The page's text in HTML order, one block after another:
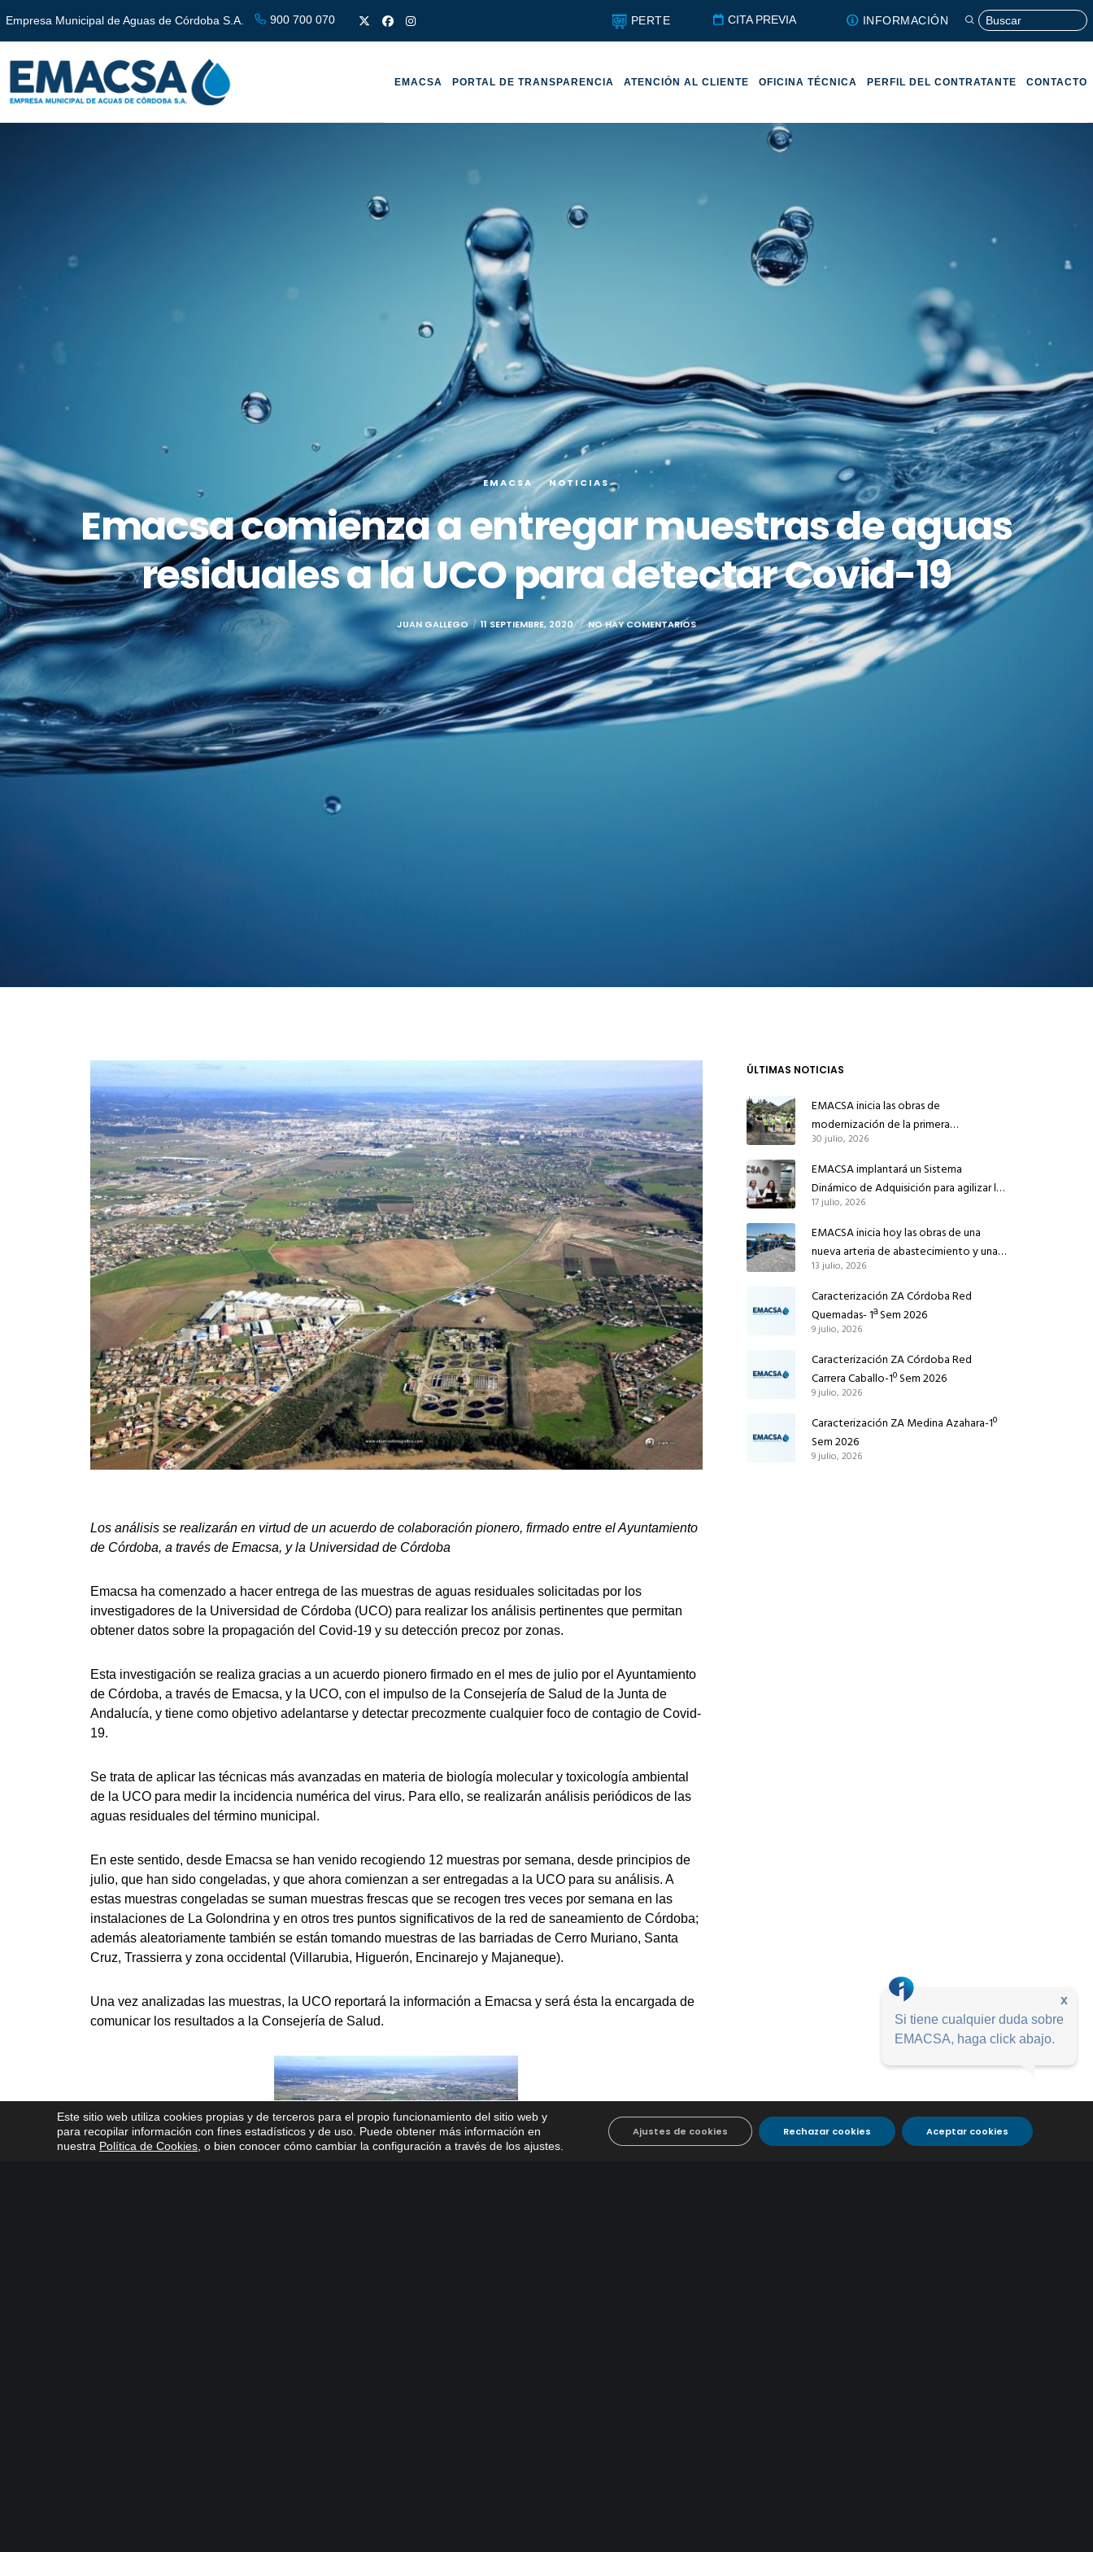
Empresa Municipal de Aguas de Córdoba S.A. 900 700 070 PERTE CITA PREVIA INFORMACIÓN
EMACSA PORTAL DE TRANSPARENCIA ATENCIÓN AL CLIENTE OFICINA TÉCNICA PERFIL DEL CONTRATANTE CONTACTO
EMACSA NOTICIAS
Emacsa comienza a entregar muestras de aguas
residuales a la UCO para detectar Covid-19
JUAN GALLEGO 11 SEPTIEMBRE, 2020 NO HAY COMENTARIOS
Los análisis se realizarán en virtud de un acuerdo de colaboración pionero, firmado entre el Ayuntamiento
de Córdoba, a través de Emacsa, y la Universidad de Córdoba
Emacsa ha comenzado a hacer entrega de las muestras de aguas residuales solicitadas por los
investigadores de la Universidad de Córdoba (UCO) para realizar los análisis pertinentes que permitan
obtener datos sobre la propagación del Covid-19 y su detección precoz por zonas.
Esta investigación se realiza gracias a un acuerdo pionero firmado en el mes de julio por el Ayuntamiento
de Córdoba, a través de Emacsa, y la UCO, con el impulso de la Consejería de Salud de la Junta de
Andalucía, y tiene como objetivo adelantarse y detectar precozmente cualquier foco de contagio de Covid-
19.
Se trata de aplicar las técnicas más avanzadas en materia de biología molecular y toxicología ambiental
de la UCO para medir la incidencia numérica del virus. Para ello, se realizarán análisis periódicos de las
aguas residuales del término municipal.
En este sentido, desde Emacsa se han venido recogiendo 12 muestras por semana, desde principios de
julio, que han sido congeladas, y que ahora comienzan a ser entregadas a la UCO para su análisis. A
estas muestras congeladas se suman muestras frescas que se recogen tres veces por semana en las
instalaciones de La Golondrina y en otros tres puntos significativos de la red de saneamiento de Córdoba;
además aleatoriamente también se están tomando muestras de las barriadas de Cerro Muriano, Santa
Cruz, Trassierra y zona occidental (Villarubia, Higuerón, Encinarejo y Majaneque).
Una vez analizadas las muestras, la UCO reportará la información a Emacsa y será ésta la encargada de
comunicar los resultados a la Consejería de Salud.
ÚLTIMAS NOTICIAS
EMACSA inicia las obras de
modernización de la primera
conducción de abastecimiento para
reforzar el suministro de agua de
Córdoba
30 julio, 2026
EMACSA implantará un Sistema
Dinámico de Adquisición para agilizar la
contratación de obras en sus redes e
instalaciones
17 julio, 2026
EMACSA inicia hoy las obras de una
nueva arteria de abastecimiento y una
red de agua no potable en Ingeniero
Ruiz de Azúa
13 julio, 2026
Caracterización ZA Córdoba Red
Quemadas- 1ª Sem 2026
9 julio, 2026
Caracterización ZA Córdoba Red
Carrera Caballo-1º Sem 2026
9 julio, 2026
Caracterización ZA Medina Azahara-1º
Sem 2026
9 julio, 2026
Este sitio web utiliza cookies propias y de terceros para el propio funcionamiento del sitio web y
para recopilar información con fines estadísticos y de uso. Puede obtener más información en
nuestra Política de Cookies , o bien conocer cómo cambiar la configuración a través de los ajustes
Aceptar cookies
Rechazar cookies
Ajustes de cookies
x
Si tiene cualquier duda sobre
EMACSA, haga click abajo.